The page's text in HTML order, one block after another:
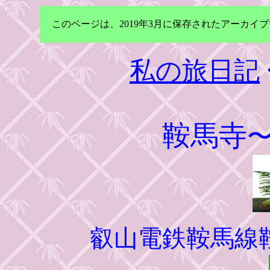
このページは、2019年3月に保存されたアーカイ
私の旅日記
鞍馬寺
叡山電鉄鞍馬線